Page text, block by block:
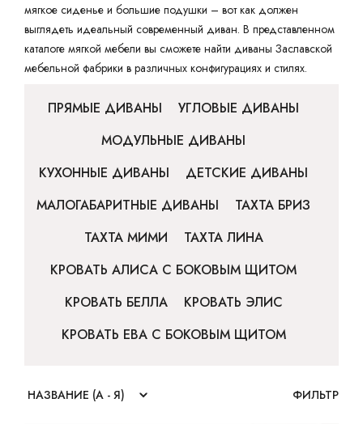
мягкое сиденье и большие подушки – вот как должен
выглядеть идеальный современный диван. В представленном
каталоге мягкой мебели вы сможете найти диваны Заславской
мебельной фабрики в различных конфигурациях и стилях.
ПРЯМЫЕ ДИВАНЫ
УГЛОВЫЕ ДИВАНЫ
МОДУЛЬНЫЕ ДИВАНЫ
КУХОННЫЕ ДИВАНЫ
ДЕТСКИЕ ДИВАНЫ
МАЛОГАБАРИТНЫЕ ДИВАНЫ
ТАХТА БРИЗ
ТАХТА МИМИ
ТАХТА ЛИНА
КРОВАТЬ АЛИСА С БОКОВЫМ ЩИТОМ
КРОВАТЬ БЕЛЛА
КРОВАТЬ ЭЛИС
КРОВАТЬ ЕВА С БОКОВЫМ ЩИТОМ
ФИЛЬТР